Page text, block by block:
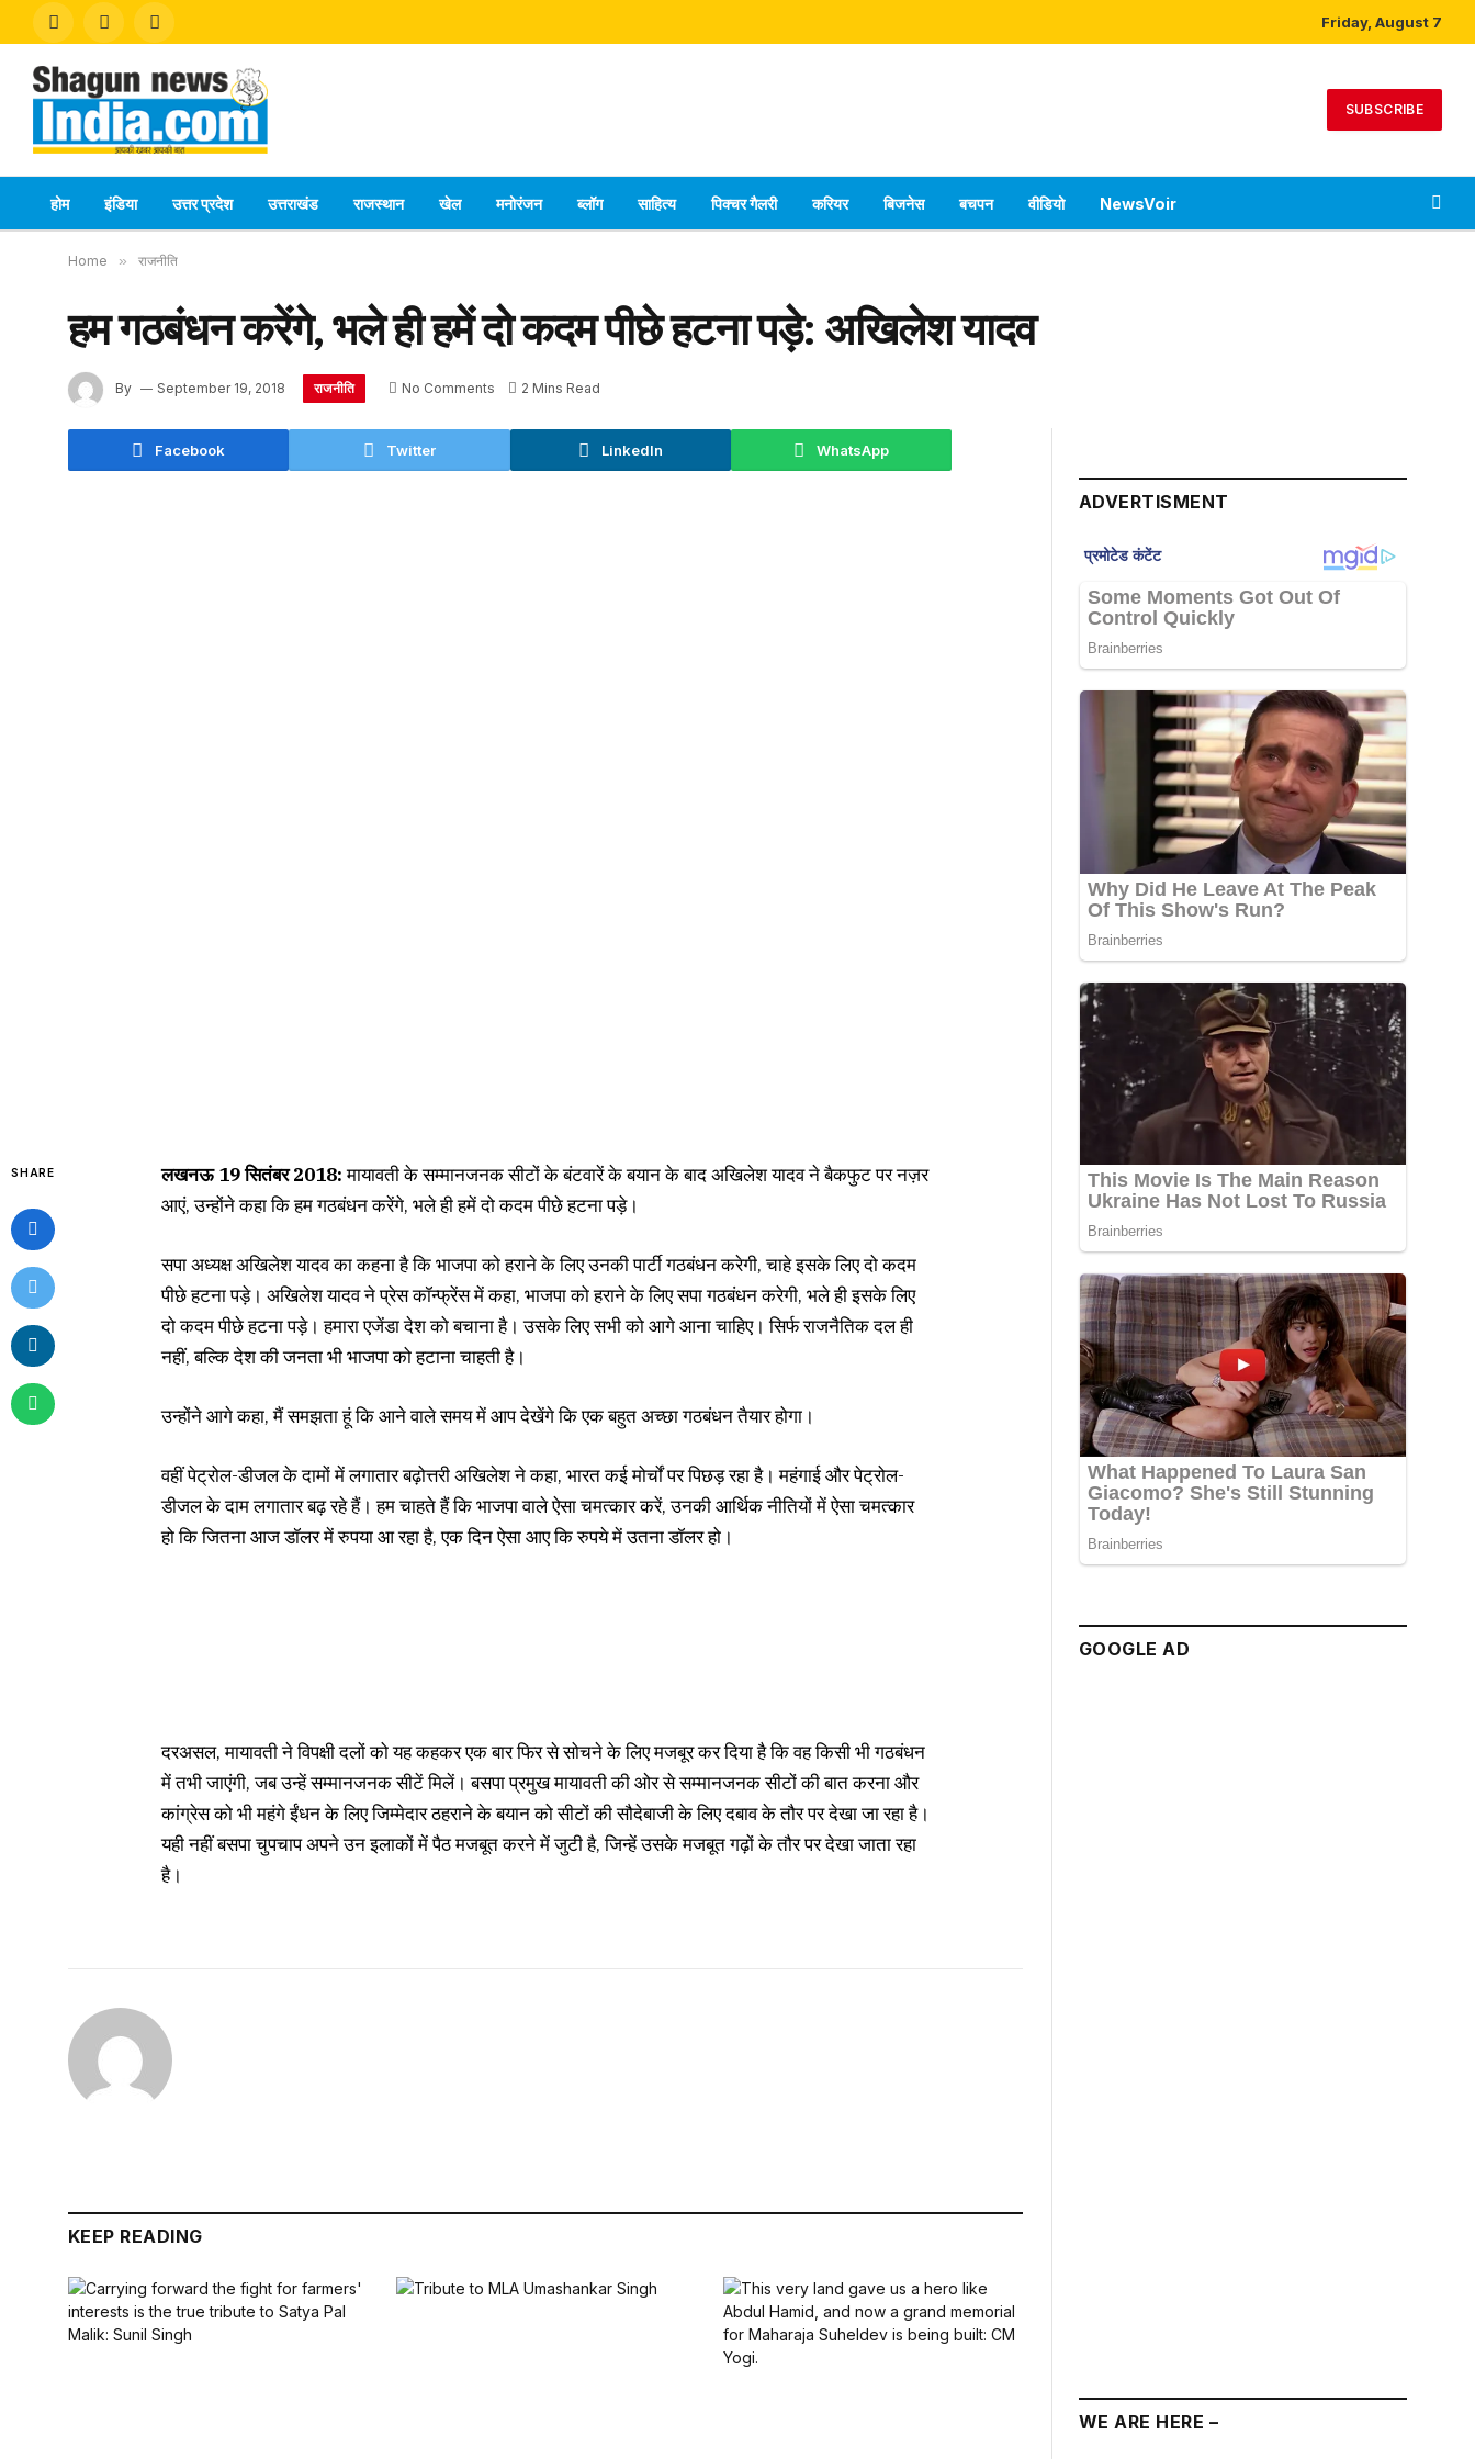
Facebook
X
Instagram
Friday, August 7
SUBSCRIBE
होम इंडिया उत्तर प्रदेश उत्तराखंड राजस्थान खेल मनोरंजन ब्लॉग साहित्य पिक्चर गैलरी करियर बिजनेस बचपन वीडियो NewsVoir
Home » राजनीति
हम गठबंधन करेंगे, भले ही हमें दो कदम पीछे हटना पड़े: अखिलेश यादव
By September 19, 2018 राजनीति No Comments 2 Mins Read
Facebook Twitter LinkedIn WhatsApp
SHARE लखनऊ 19 सितंबर 2018:मायावती के सम्मानजनक सीटों के बंटवारें के बयान के बाद अखिलेश यादव ने बैकफुट पर नज़र
आएं, उन्होंने कहा कि हम गठबंधन करेंगे, भले ही हमें दो कदम पीछे हटना पड़े।
सपा अध्यक्ष अखिलेश यादव का कहना है कि भाजपा को हराने के लिए उनकी पार्टी गठबंधन करेगी, चाहे इसके लिए दो कदम
पीछे हटना पड़े। अखिलेश यादव ने प्रेस कॉन्फ्रेंस में कहा, भाजपा को हराने के लिए सपा गठबंधन करेगी, भले ही इसके लिए
दो कदम पीछे हटना पड़े। हमारा एजेंडा देश को बचाना है। उसके लिए सभी को आगे आना चाहिए। सिर्फ राजनैतिक दल ही
नहीं, बल्कि देश की जनता भी भाजपा को हटाना चाहती है।
उन्होंने आगे कहा, मैं समझता हूं कि आने वाले समय में आप देखेंगे कि एक बहुत अच्छा गठबंधन तैयार होगा।
वहीं पेट्रोल-डीजल के दामों में लगातार बढ़ोत्तरी अखिलेश ने कहा, भारत कई मोर्चों पर पिछड़ रहा है। महंगाई और पेट्रोल-
डीजल के दाम लगातार बढ़ रहे हैं। हम चाहते हैं कि भाजपा वाले ऐसा चमत्कार करें, उनकी आर्थिक नीतियों में ऐसा चमत्कार
हो कि जितना आज डॉलर में रुपया आ रहा है, एक दिन ऐसा आए कि रुपये में उतना डॉलर हो।
दरअसल, मायावती ने विपक्षी दलों को यह कहकर एक बार फिर से सोचने के लिए मजबूर कर दिया है कि वह किसी भी गठबंधन
में तभी जाएंगी, जब उन्हें सम्मानजनक सीटें मिलें। बसपा प्रमुख मायावती की ओर से सम्मानजनक सीटों की बात करना और
कांग्रेस को भी महंगे ईंधन के लिए जिम्मेदार ठहराने के बयान को सीटों की सौदेबाजी के लिए दबाव के तौर पर देखा जा रहा है।
यही नहीं बसपा चुपचाप अपने उन इलाकों में पैठ मजबूत करने में जुटी है, जिन्हें उसके मजबूत गढ़ों के तौर पर देखा जाता रहा
है।
KEEP READING
ADVERTISMENT
GOOGLE AD
WE ARE HERE –